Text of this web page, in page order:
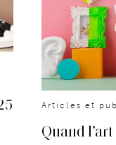
Articles et
Quand